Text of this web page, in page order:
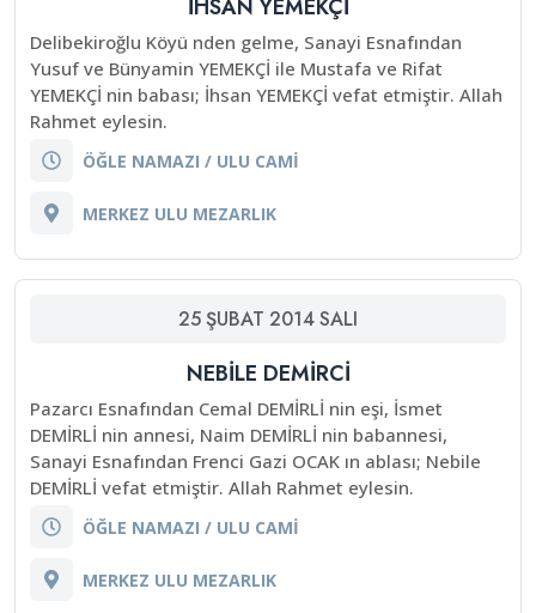
İHSAN YEMEKÇİ
Delibekiroğlu Köyü nden gelme, Sanayi Esnafından
Yusuf ve Bünyamin YEMEKÇİ ile Mustafa ve Rifat
YEMEKÇİ nin babası; İhsan YEMEKÇİ vefat etmiştir. Allah
Rahmet eylesin.
ÖĞLE NAMAZI / ULU CAMİ
MERKEZ ULU MEZARLIK
25ŞUBAT 2014SALI
NEBİLE DEMİRCİ
Pazarcı Esnafından Cemal DEMİRLİ nin eşi, İsmet
DEMİRLİ nin annesi, Naim DEMİRLİ nin babannesi,
Sanayi Esnafından Frenci Gazi OCAK ın ablası; Nebile
DEMİRLİ vefat etmiştir. Allah Rahmet eylesin.
ÖĞLE NAMAZI / ULU CAMİ
MERKEZ ULU MEZARLIK